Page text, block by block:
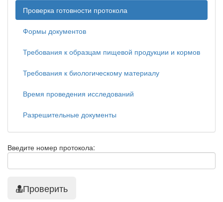
Проверка готовности протокола
Формы документов
Требования к образцам пищевой продукции и кормов
Требования к биологическому материалу
Время проведения исследований
Разрешительные документы
Введите номер протокола:
Проверить